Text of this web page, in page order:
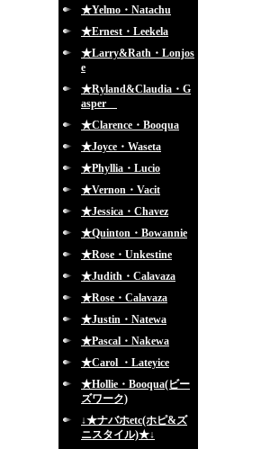
★Yelmo・Natachu
★Ernest・Leekela
★Larry&Rath・Lonjos
e
★Ryland&Claudia・G
asper
★Clarence・Booqua
★Joyce・Waseta
★Phyllia・Lucio
★Vernon・Vacit
★Jessica・Chavez
★Quinton・Bowannie
★Rose・Unkestine
★Judith・Calavaza
★Rose・Calavaza
★Justin・Natewa
★Pascal・Nakewa
★Carol ・Lateyice
★Hollie・Booqua(ビー
ズワーク)
↓★ナバホetc(ホピ&ズ
ニスタイル)★↓